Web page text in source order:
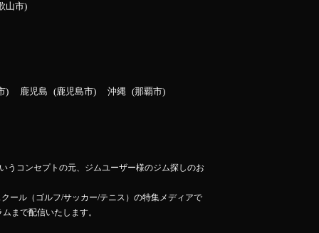
山市
鹿児島 鹿児島市 沖縄 那覇市
うコンセプトの元、ジムユーザー様のジム探しのお
ール（ゴルフ/サッカー/テニス）の特集メディアで
まで配信いたします。